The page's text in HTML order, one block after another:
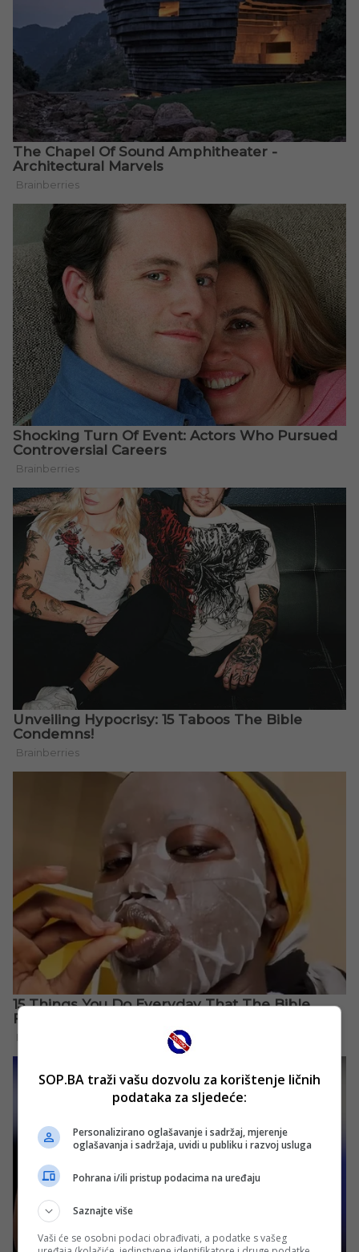
SOP.BA traži vašu dozvolu za korištenje ličnih
podataka za sljedeće:
Personalizirano oglašavanje i sadržaj, mjerenje
oglašavanja i sadržaja, uvidi u publiku i razvoj usluga
Pohrana i/ili pristup podacima na uređaju
Saznajte više
Vaši će se osobni podaci obrađivati, a podatke s vašeg